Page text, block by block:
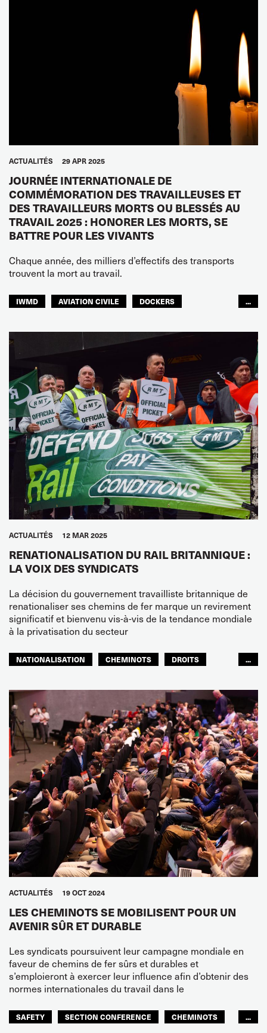
GLOBAL
ACTUALITÉS 29 APR 2025
JOURNÉE INTERNATIONALE DE
COMMÉMORATION DES TRAVAILLEUSES ET
DES TRAVAILLEURS MORTS OU BLESSÉS AU
TRAVAIL 2025 : HONORER LES MORTS, SE
BATTRE POUR LES VIVANTS
Chaque année, des milliers d’effectifs des transports
trouvent la mort au travail.
IWMD AVIATION CIVILE
DOCKERS
CHEMINOTS
GENS DE MER
SERVICES TOURISTIQUES
TRANSPORTS URBAINS
ENTREPÔTS
FEMMES
JEUNES
SÉCURITÉ
GLOBAL
...
ACTUALITÉS 12 MAR 2025
RENATIONALISATION DU RAIL BRITANNIQUE :
LA VOIX DES SYNDICATS
La décision du gouvernement travailliste britannique de
renationaliser ses chemins de fer marque un revirement
significatif et bienvenu vis-à-vis de la tendance mondiale
à la privatisation du secteur
NATIONALISATION CHEMINOTS
DROITS
...
ACTUALITÉS 19 OCT 2024
LES CHEMINOTS SE MOBILISENT POUR UN
AVENIR SÛR ET DURABLE
Les syndicats poursuivent leur campagne mondiale en
faveur de chemins de fer sûrs et durables et
s’emploieront à exercer leur influence afin d’obtenir des
normes internationales du travail dans le
SAFETY SECTION CONFERENCE
CHEMINOTS
...